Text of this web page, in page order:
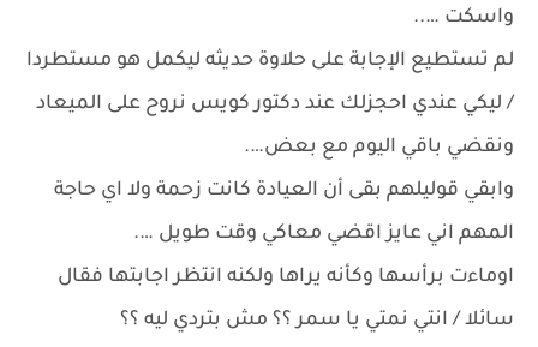
واسكت …..
لم تستطيع الإجابة على حلاوة حديثه ليكمل هو مستطردا
/ ليكي عندي احجزلك عند دكتور كويس نروح على الميعاد
ونقضي باقي اليوم مع بعض….
وابقي قوليلهم بقى أن العيادة كانت زحمة ولا اي حاجة
المهم اني عايز اقضي معاكي وقت طويل ….
اوماءت برأسها وكأنه يراها ولكنه انتظر اجابتها فقال
سائلا / انتي نمتي يا سمر ؟؟ مش بتردي ليه ؟؟